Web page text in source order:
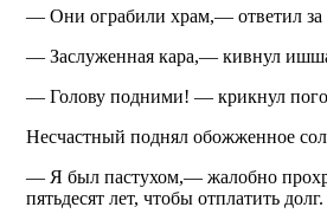
— Они ограбили храм,— ответил за
— Заслуженная кара,— кивнул
— Голову подними! — крикнул
Несчастный поднял обожженное
— Я был пастухом,— жалобно
пятьдесят лет, чтобы отплатить долг.